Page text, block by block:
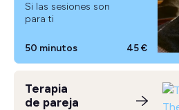
Si las sesiones son
para ti
50 minutos 45 €
Terapia
de pareja